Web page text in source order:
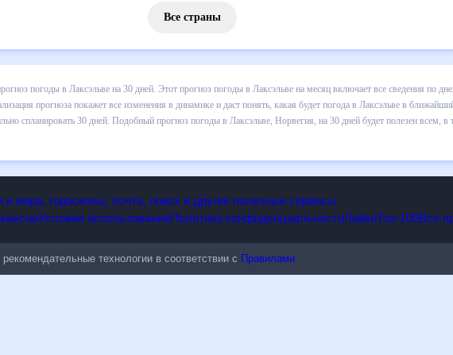
Все страны
прогноз погоды в Лаксэльве на 30 дней. Этот прогноз погоды в Лаксэльве
, выпадении осадков т.д. Хорошая визуализация прогноза покажет все
в Лаксэльве в ближайший месяц, к каким изменениям нужно быть готовым и как
в Лаксэльве, Норвегия, на 30 дней будет полезен всем, в том числе людям,
и мира, гороскопы, почта, поиск и другие полезные сервисы
рекомендательные технологии в соответствии сПравилами